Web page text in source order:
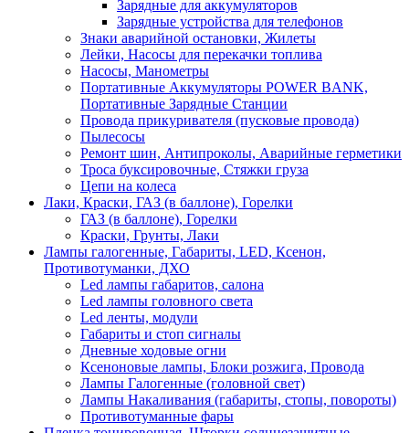
Зарядные для аккумуляторов
Зарядные устройства для телефонов
Знаки аварийной остановки, Жилеты
Лейки, Насосы для перекачки топлива
Насосы, Манометры
Портативные Аккумуляторы POWER BANK,
Портативные Зарядные Станции
Провода прикуривателя (пусковые провода)
Пылесосы
Ремонт шин, Антипроколы, Аварийные герметики
Троса буксировочные, Стяжки груза
Цепи на колеса
Лаки, Краски, ГАЗ (в баллоне), Горелки
ГАЗ (в баллоне), Горелки
Краски, Грунты, Лаки
Лампы галогенные, Габариты, LED, Ксенон,
Противотуманки, ДХО
Led лампы габаритов, салона
Led лампы головного света
Led ленты, модули
Габариты и стоп сигналы
Дневные ходовые огни
Ксеноновые лампы, Блоки розжига, Провода
Лампы Галогенные (головной свет)
Лампы Накаливания (габариты, стопы, повороты)
Противотуманные фары